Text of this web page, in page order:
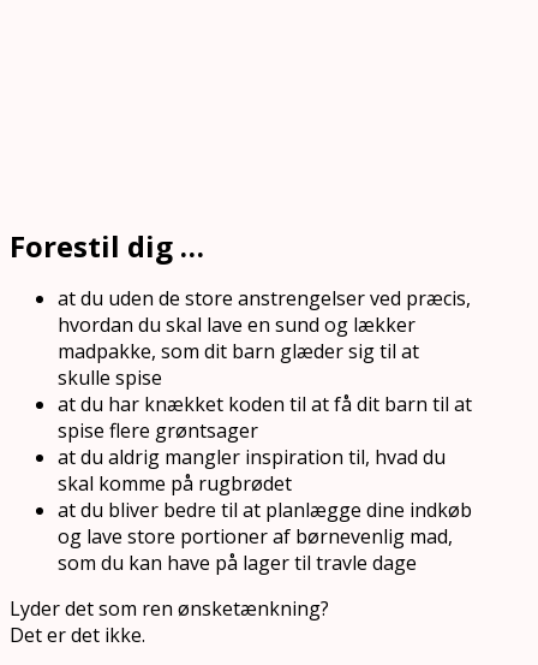
Forestil dig …
at du uden de store anstrengelser ved præcis,
hvordan du skal lave en sund og lækker
madpakke, som dit barn glæder sig til at
skulle spise
at du har knækket koden til at få dit barn til at
spise flere grøntsager
at du aldrig mangler inspiration til, hvad du
skal komme på rugbrødet
at du bliver bedre til at planlægge dine indkøb
og lave store portioner af børnevenlig mad,
som du kan have på lager til travle dage
Lyder det som ren ønsketænkning?
Det er det ikke.